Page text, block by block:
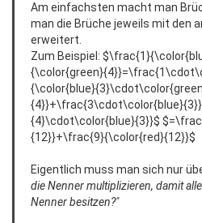
Am einfachsten macht man
man die Brüche jeweils mit den
erweitert.
Zum Beispiel:
{4}\cdot\color{blue}{3}}$
{12}}+\frac{9}{\color{red}{12}}$
Eigentlich muss man sich nur
die Nenner multiplizieren, damit
Nenner besitzen?"